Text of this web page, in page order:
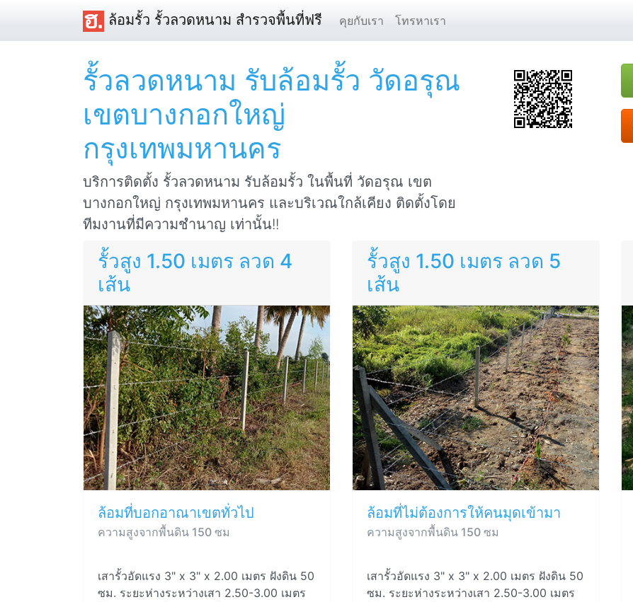
ล้อมรั้ว รั้วลวดหนาม สำรวจพื้นที่ฟรี คุยกับเรา โทรหาเรา
รั้วลวดหนาม รับล้อมรั้ว วัดอรุณ
เขตบางกอกใหญ่
กรุงเทพมหานคร
บริการติดตั้ง รั้วลวดหนาม รับล้อมรั้ว ในพื้นที่ วัดอรุณ เขต
บางกอกใหญ่ กรุงเทพมหานคร และบริเวณใกล้เคียง ติดตั้งโดย
ทีมงานที่มีความชำนาญ เท่านั้น!!
รั้วสูง 1.50 เมตร ลวด 4
เส้น
ล้อมที่บอกอาณาเขตทั่วไป
ความสูงจากพื้นดิน 150 ซม
เสารั้วอัดแรง 3" x 3" x 2.00 เมตร ฝังดิน 50
ซม. ระยะห่างระหว่างเสา 2.50-3.00 เมตร
รั้วสูง 1.50 เมตร ลวด 5
เส้น
ล้อมที่ไม่ต้องการให้คนมุดเข้ามา
ความสูงจากพื้นดิน 150 ซม
เสารั้วอัดแรง 3" x 3" x 2.00 เมตร ฝังดิน 50
ซม. ระยะห่างระหว่างเสา 2.50-3.00 เมตร